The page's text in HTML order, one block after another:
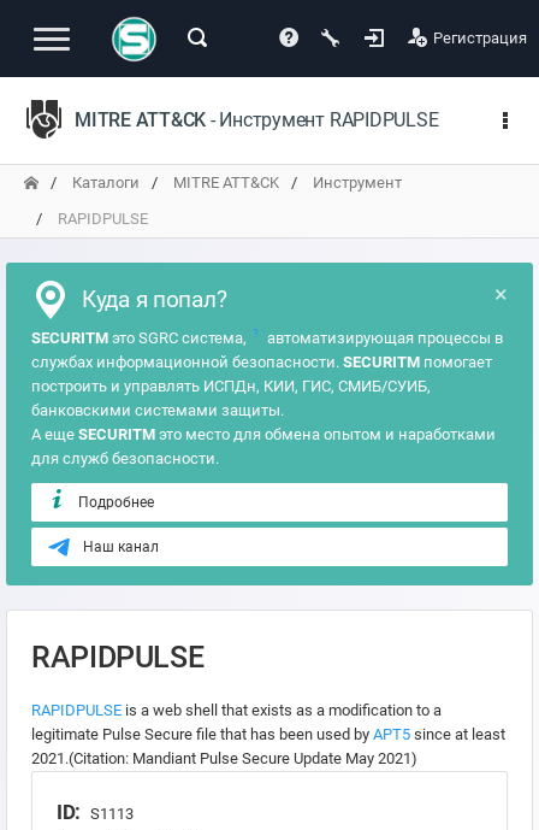
Регистрация
MITRE ATT&CK - Инструмент RAPIDPULSE
Каталоги MITRE ATT&CK
Инструмент
RAPIDPULSE
×
Куда я попал?
SECURITM это SGRC система, ?
автоматизирующая процессы в
службах информационной безопасности. SECURITM помогает
построить и управлять ИСПДн, КИИ, ГИС, СМИБ/СУИБ,
банковскими системами защиты.
А еще SECURITM это место для обмена опытом и наработками
для служб безопасности.
Подробнее
Наш канал
RAPIDPULSE
RAPIDPULSE is a web shell that exists as a modification to a
legitimate Pulse Secure file that has been used by APT5 since at least
2021.(Citation: Mandiant Pulse Secure Update May 2021)
ID: S1113